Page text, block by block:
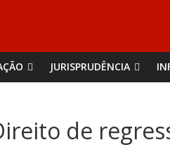
JURISPRUDÊNCIA
de